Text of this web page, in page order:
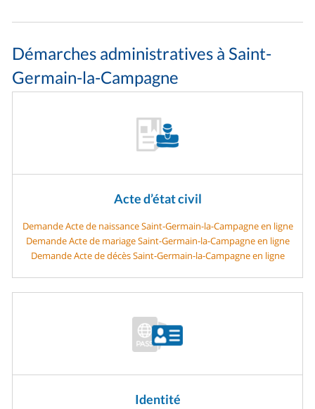
Démarches administratives à Saint-
Germain-la-Campagne
Acte d’état civil
Demande Acte de naissance Saint-Germain-la-Campagne en ligne
Demande Acte de mariage Saint-Germain-la-Campagne en ligne
Demande Acte de décès Saint-Germain-la-Campagne en ligne
Identité